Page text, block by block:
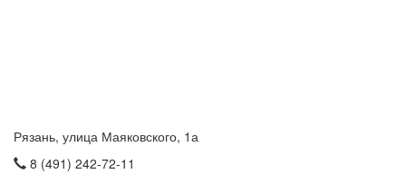
Рязань, улица Маяковского, 1а
8 (491) 242-72-11